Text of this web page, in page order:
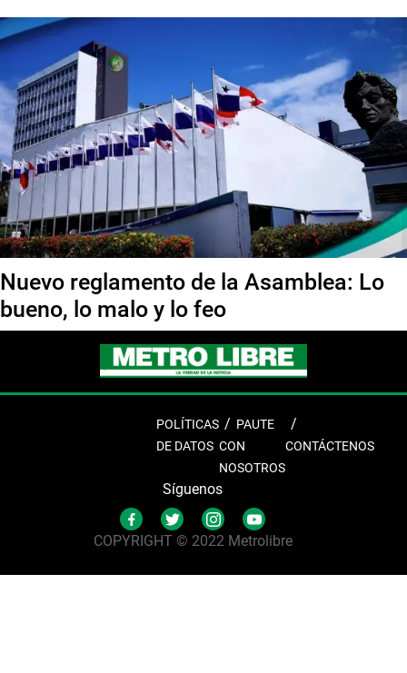
Nuevo reglamento de la Asamblea: Lo
bueno, lo malo y lo feo
POLÍTICAS
DE DATOS
PAUTE
CON
NOSOTROS
CONTÁCTENOS
Síguenos
COPYRIGHT © 2022 Metrolibre